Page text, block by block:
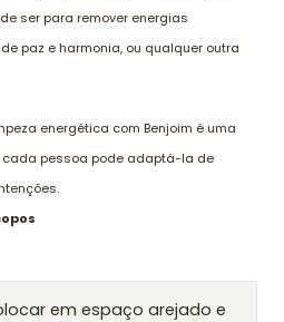
ser para remover energias
paz e harmonia, ou qualquer outra
energética com Benjoim é uma
cada pessoa pode adaptá-la de
em espaço arejado e